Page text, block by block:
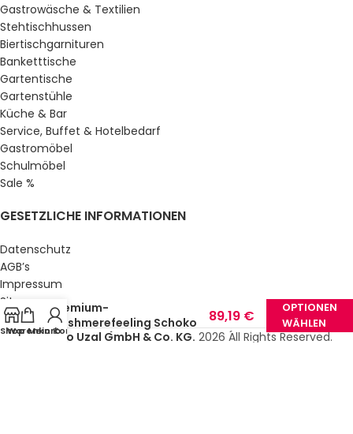
Gastrowäsche & Textilien
Stehtischhussen
Biertischgarnituren
Banketttische
Gartentische
Gartenstühle
Küche & Bar
Service, Buffet & Hotelbedarf
Gastromöbel
Schulmöbel
Sale %
GESETZLICHE INFORMATIONEN
Datenschutz
AGB’s
Impressum
Sitemap
Über uns
© Gastro Uzal GmbH & Co. KG. 2026 All Rights Reserved.
Shop
Warenkorb
Mein Konto
Mikroflauschdecke
Premium-
Cashmerefeeling Schoko
(3 Größen)
89,19 €
(inkl.
OPTIONEN
WÄHLEN